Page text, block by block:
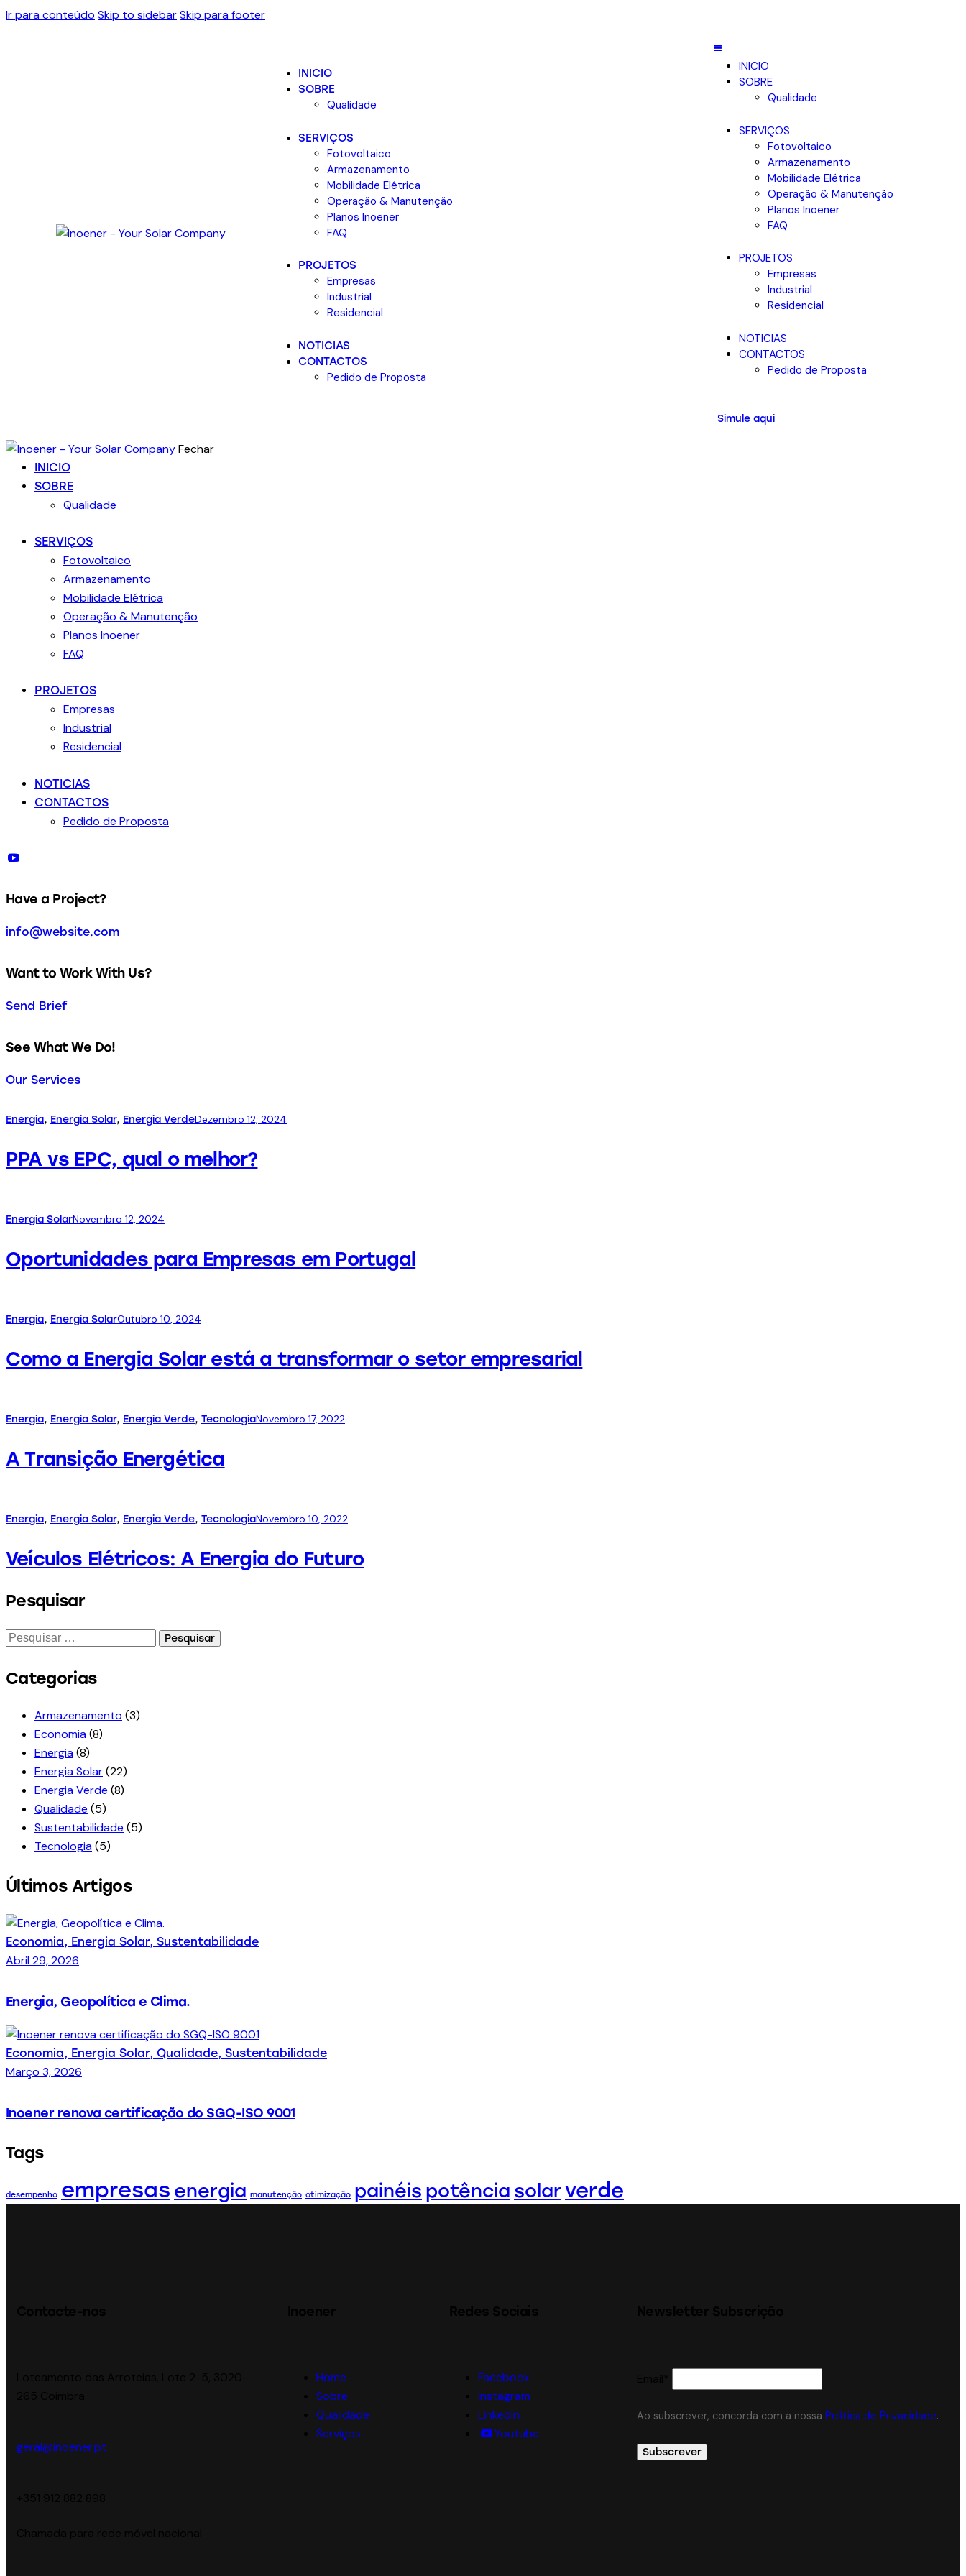
Ir para conteúdo Skip to sidebarSkip para footer
INICIO
SOBRE
Qualidade
SERVIÇOS
Fotovoltaico
Armazenamento
Mobilidade Elétrica
Operação & Manutenção
Planos Inoener
FAQ
PROJETOS
Empresas
Industrial
Residencial
NOTICIAS
CONTACTOS
Pedido de Proposta
INICIO
SOBRE
Qualidade
SERVIÇOS
Fotovoltaico
Armazenamento
Mobilidade Elétrica
Operação & Manutenção
Planos Inoener
FAQ
PROJETOS
Empresas
Industrial
Residencial
NOTICIAS
CONTACTOS
Pedido de Proposta
Simule aqui
Fechar
INICIO
SOBRE
Qualidade
SERVIÇOS
Fotovoltaico
Armazenamento
Mobilidade Elétrica
Operação & Manutenção
Planos Inoener
FAQ
PROJETOS
Empresas
Industrial
Residencial
NOTICIAS
CONTACTOS
Pedido de Proposta
Have a Project?
info@website.com
Want to Work With Us?
Send Brief
See What We Do!
Our Services
Energia, Energia Solar, Energia VerdeDezembro 12, 2024
PPA vs EPC, qual o melhor?
Energia SolarNovembro 12, 2024
Oportunidades para Empresas em Portugal
Energia, Energia SolarOutubro 10, 2024
Como a Energia Solar está a transformar o setor empresarial
Energia, Energia Solar, Energia Verde, TecnologiaNovembro 17, 2022
A Transição Energética
Energia, Energia Solar, Energia Verde, TecnologiaNovembro 10, 2022
Veículos Elétricos: A Energia do Futuro
Pesquisar
Categorias
Armazenamento (3)
Economia(8)
Energia(8)
Energia Solar(22)
Energia Verde (8)
Qualidade (5)
Sustentabilidade (5)
Tecnologia(5)
Últimos Artigos
Economia, Energia Solar, Sustentabilidade
Abril 29, 2026
Energia, Geopolítica e Clima.
Economia, Energia Solar, Qualidade, Sustentabilidade
Março 3, 2026
Inoener renova certificação do SGQ-ISO 9001
Tags
desempenho empresas energia manutenção otimização painéis potência solar verde
geral@inoener.pt
Home
Sobre
Qualidade
Serviços
Facebook
Instagram
LinkedIn
Youtube
Ao subscrever, concorda com a nossa Política de Privacidade.